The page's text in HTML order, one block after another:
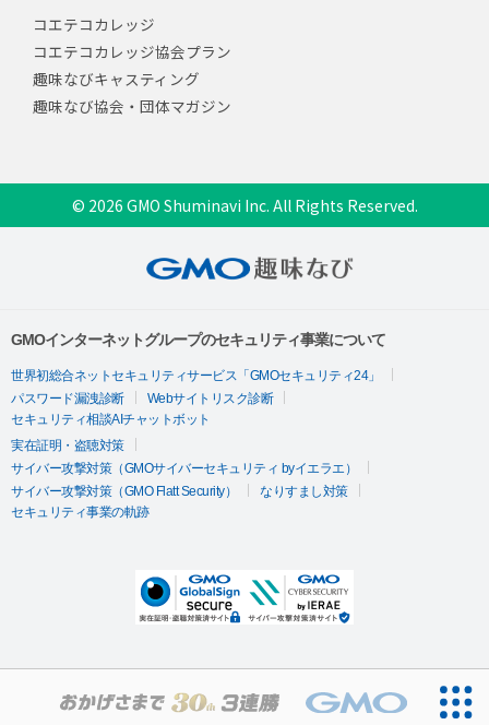
コエテコカレッジ
コエテコカレッジ協会プラン
趣味なびキャスティング
趣味なび協会・団体マガジン
© 2026 GMO Shuminavi Inc. All Rights Reserved.